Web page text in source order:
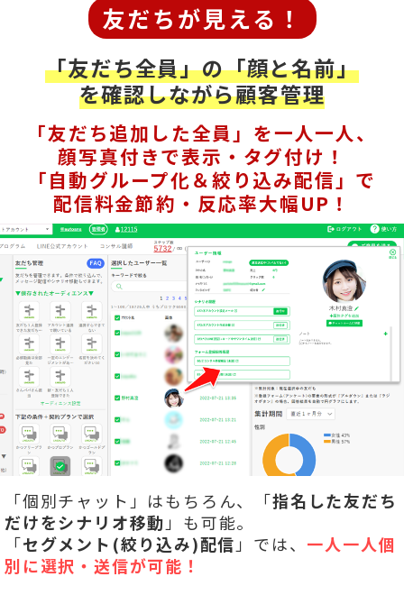
友だちが見える！
「友だち全員」の「顔と名前」
を確認しながら顧客管理
「友だち追加した全員」を一人一人、
顔写真付きで表示・タグ付け！
「自動グループ化＆絞り込み配信」で
配信料金節約・反応率大幅UP！
「個別チャット」はもちろん、「指名した友だち
だけをシナリオ移動 」も可能。
「セグメント(絞り込み)配信 」では、 一人一人個
別に選択・送信が可能！